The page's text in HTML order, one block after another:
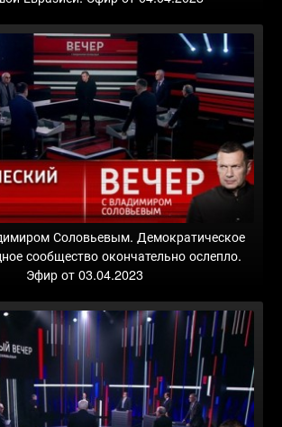
Соловьевым. Демократическое
сообщество окончательно ослепло.
Эфир от 03.04.2023